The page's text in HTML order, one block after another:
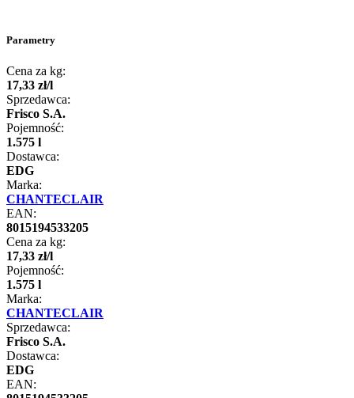
Parametry
Cena za kg:
17,33 zł/l
Sprzedawca:
Frisco S.A.
Pojemność:
1.575 l
Dostawca:
EDG
Marka:
CHANTECLAIR
EAN:
8015194533205
Cena za kg:
17,33 zł/l
Pojemność:
1.575 l
Marka:
CHANTECLAIR
Sprzedawca:
Frisco S.A.
Dostawca:
EDG
EAN: